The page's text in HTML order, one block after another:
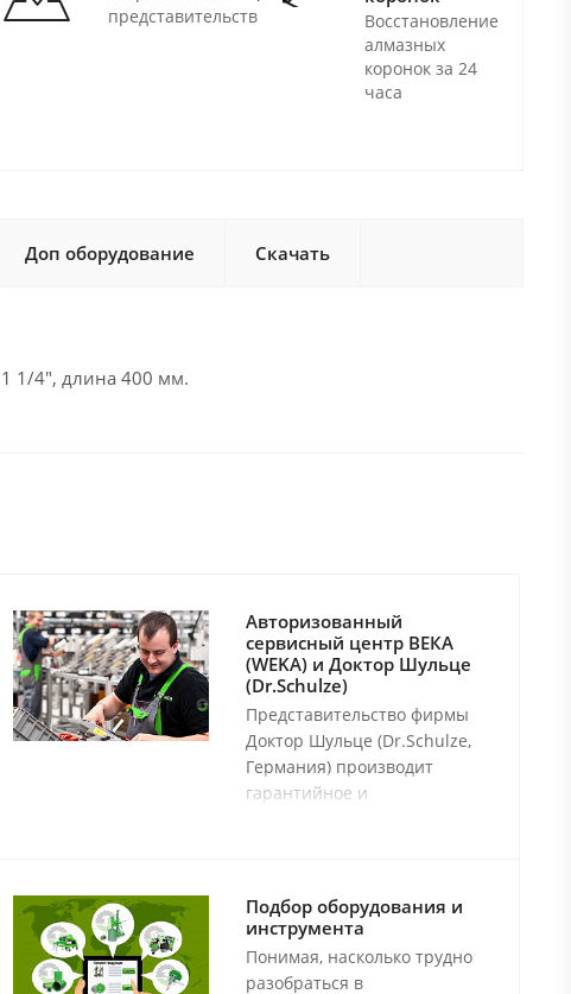
представительств
Восстановление
алмазных
коронок за 24
часа
Доп оборудование Скачать
1/4", длина 400 мм.
Авторизованный
сервисный центр ВЕКА
(WEKA) и Доктор Шульце
(Dr.Schulze)
Представительство фирмы
Доктор Шульце (Dr.Schulze,
Германия) производит
гарантийное и
фирмы ВЕКА (WEKA) всех
типов а также любого
оборудования производства
фирмы Доктор Шульце
Подбор оборудования и
инструмента
Понимая, насколько трудно
разобраться в